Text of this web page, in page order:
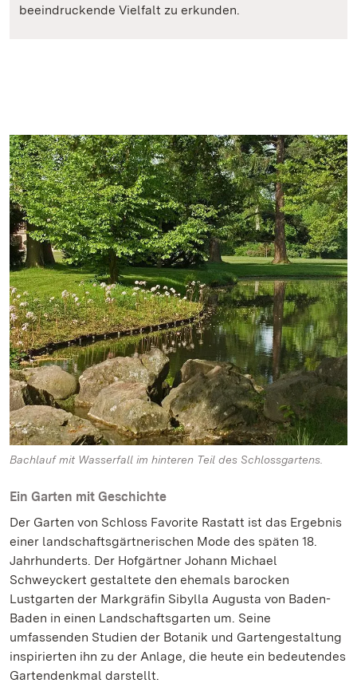
beeindruckende Vielfalt zu erkunden.
Bachlauf mit Wasserfall im hinteren Teil des Schlossgartens.
Ein Garten mit Geschichte
Der Garten von Schloss Favorite Rastatt ist das Ergebnis
einer landschaftsgärtnerischen Mode des späten 18.
Jahrhunderts. Der Hofgärtner Johann Michael
Schweyckert gestaltete den ehemals barocken
Lustgarten der Markgräfin Sibylla Augusta von Baden-
Baden in einen Landschaftsgarten um. Seine
umfassenden Studien der Botanik und Gartengestaltung
inspirierten ihn zu der Anlage, die heute ein bedeutendes
Gartendenkmal darstellt.